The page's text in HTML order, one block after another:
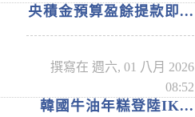
央積金預算盈餘提款即...
撰寫在 週六, 01 八月 2026
08:52
韓國牛油年糕登陸IK...